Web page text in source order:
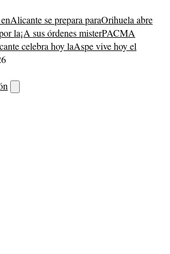
Alicante se prepara paraOrihuela abre
la¡A sus órdenes misterPACMA
celebra hoy laAspe vive hoy el
buscador